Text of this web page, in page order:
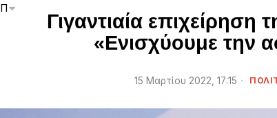
Γιγαντιαία
«Ενισχύουμε την
15 Μαρτίου 2022, 17:15